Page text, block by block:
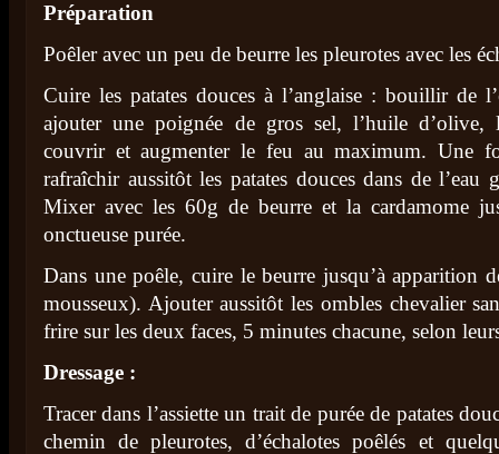
Préparation
Poêler avec un peu de beurre les pleurotes avec les
Cuire les patates douces à l’anglaise : bouillir de
ajouter une poignée de gros sel, l’huile d’olive,
couvrir et augmenter le feu au maximum. Une
rafraîchir aussitôt les patates douces dans de l’eau
Mixer avec les 60g de beurre et la cardamome
onctueuse purée.
Dans une poêle, cuire le beurre jusqu’à apparition
mousseux). Ajouter aussitôt les ombles chevalier
frire sur les deux faces, 5 minutes chacune, selon
Dressage :
Tracer dans l’assiette un trait de purée de patates
chemin de pleurotes, d’échalotes poêlés et